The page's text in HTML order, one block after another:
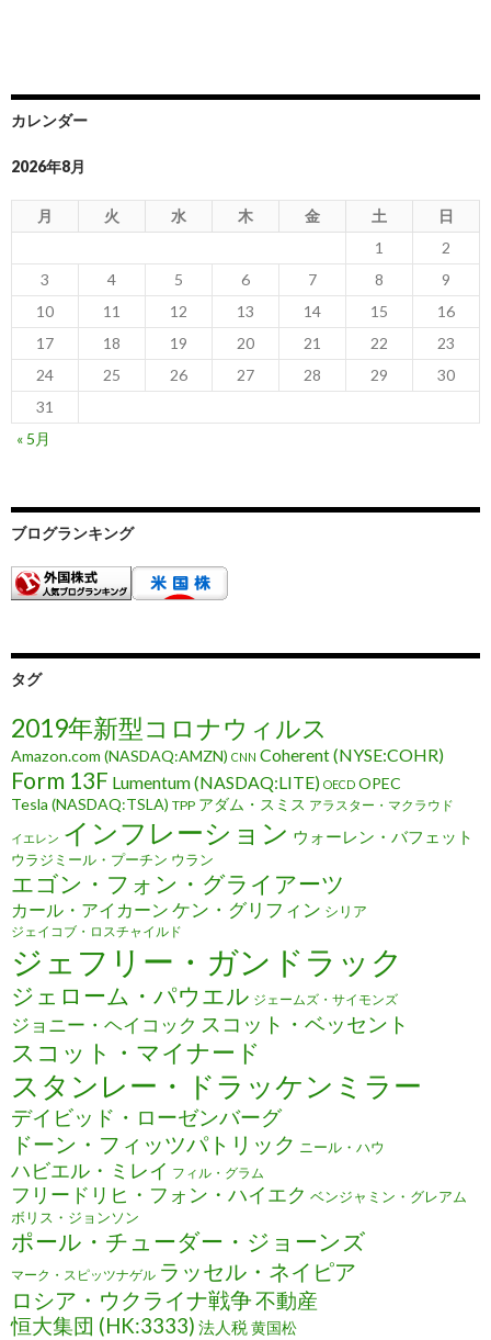
カレンダー
2026年8月
月 火 水 木 金 土
日
1
2
3
4 5 6 7 8
9
10
11 12 13 14 15
16
17
18 19 20 21 22
23
24
25 26 27 28 29
30
31
« 5月
ブログランキング
タグ
2019年新型コロナウィルス
Amazon.com (NASDAQ:AMZN) CNN Coherent (NYSE:COHR)
Form 13F Lumentum (NASDAQ:LITE) OECD OPEC
Tesla (NASDAQ:TSLA) TPP アダム・スミス アラスター・マクラウド
イエレン インフレーション ウォーレン・バフェット
ウラジミール・プーチン ウラン
エゴン・フォン・グライアーツ
カール・アイカーン ケン・グリフィン シリア
ジェイコブ・ロスチャイルド
ジェフリー・ガンドラック
ジェローム・パウエル ジェームズ・サイモンズ
ジョニー・ヘイコック スコット・ベッセント
スコット・マイナード
スタンレー・ドラッケンミラー
デイビッド・ローゼンバーグ
ドーン・フィッツパトリック ニール・ハウ
ハビエル・ミレイ フィル・グラム
フリードリヒ・フォン・ハイエク ベンジャミン・グレアム
ボリス・ジョンソン
ポール・チューダー・ジョーンズ
マーク・スピッツナゲル ラッセル・ネイピア
ロシア・ウクライナ戦争不動産
恒大集団 (HK:3333) 法人税黄国松